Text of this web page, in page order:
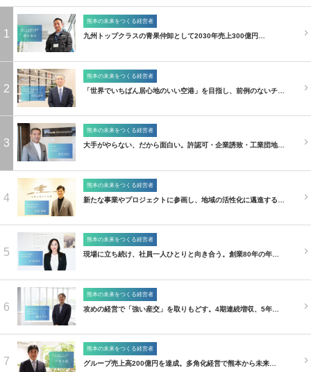
1
熊本の未来をつくる経営者
九州トップクラスの青果仲卸として2030年売上300億円…
2
熊本の未来をつくる経営者
「世界でいちばん居心地のいい空港」を目指し、前例のないチ…
3
熊本の未来をつくる経営者
大手がやらない、だから面白い。許認可・企業誘致・工業団地…
4
熊本の未来をつくる経営者
新たな事業やプロジェクトに参画し、地域の活性化に邁進する…
5
熊本の未来をつくる経営者
現場に立ち続け、社員一人ひとりと向き合う。創業80年の年…
6
熊本の未来をつくる経営者
攻めの経営で「強い産交」を取りもどす。4期連続増収、5年…
7
熊本の未来をつくる経営者
グループ売上高200億円を達成。多角化経営で熊本から未来…